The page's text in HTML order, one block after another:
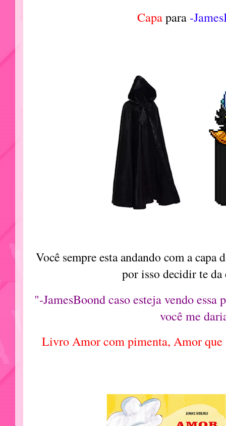
Capapara -
Você sempre esta andando com a capa
por isso decidir te da
"-JamesBoond caso esteja vendo essa
você me
Livro Amor com pimenta, Amor que